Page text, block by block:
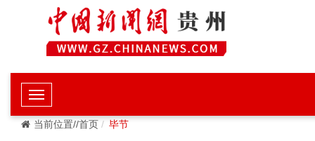
当前位置//首页 毕节